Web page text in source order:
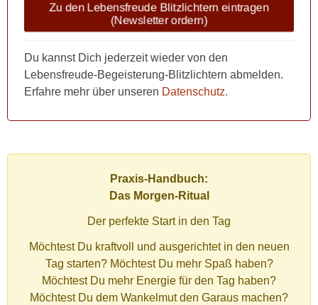
Zu den Lebensfreude Blitzlichtern eintragen
(Newsletter ordern)
Du kannst Dich jederzeit wieder von den
Lebensfreude-Begeisterung-Blitzlichtern abmelden.
Erfahre mehr über unseren Datenschutz.
Praxis-Handbuch:
Das Morgen-Ritual
Der perfekte Start in den Tag
Möchtest Du kraftvoll und ausgerichtet in den neuen
Tag starten? Möchtest Du mehr Spaß haben?
Möchtest Du mehr Energie für den Tag haben?
Möchtest Du dem Wankelmut den Garaus machen?